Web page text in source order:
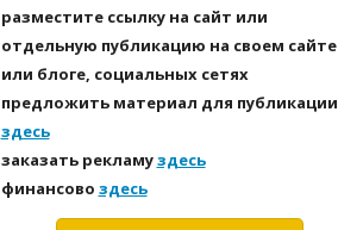
разместите ссылку на сайт или
отдельную публикацию на своем сайте
или блоге, социальных сетях
предложить материал для публикации
здесь
заказать рекламуздесь
финансово здесь